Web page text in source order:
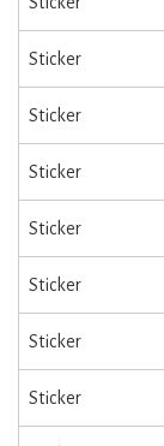
Sticker
Sticker
Sticker
Sticker
Sticker
Sticker
Sticker